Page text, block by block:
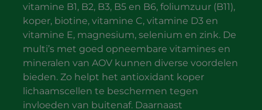
vitamine B1, B2, B3, B5 en B6, foliumzuur (B11),
koper, biotine, vitamine C, vitamine D3 en
vitamine E, magnesium, selenium en zink. De
multi’s met goed opneembare vitamines en
mineralen van AOV kunnen diverse voordelen
bieden. Zo helpt het antioxidant koper
lichaamscellen te beschermen tegen
invloeden van buitenaf. Daarnaast